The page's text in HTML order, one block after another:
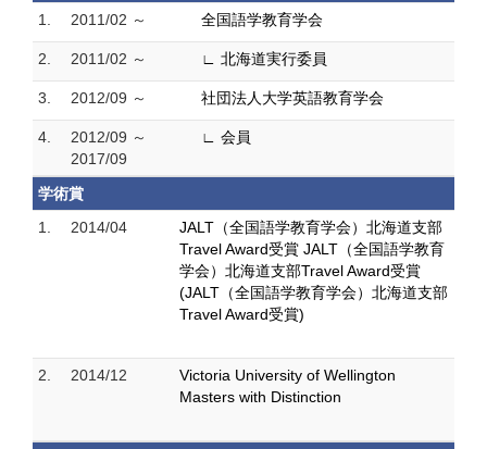
1.
2011/02 ～ 全国語学教育学会
2. 2011/02 ～ ∟ 北海道実行委員
3. 2012/09 ～ 社団法人大学英語教育学会
4.
2012/09 ～
2017/09
∟ 会員
学術賞
1.
2014/04
JALT（全国語学教育学会）北海道支部
Travel Award受賞 JALT（全国語学教育
学会）北海道支部Travel Award受賞
(JALT（全国語学教育学会）北海道支部
Travel Award受賞)
2. 2014/12
Victoria University of Wellington
Masters with Distinction